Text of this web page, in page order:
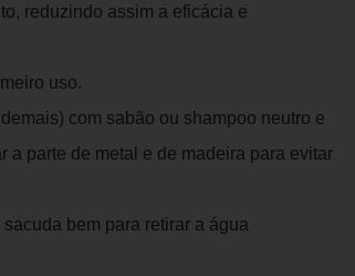
reduzindo assim a eficácia e
uso.
com sabão ou shampoo neutro e
a parte de metal e de madeira para evitar
bem para retirar a água